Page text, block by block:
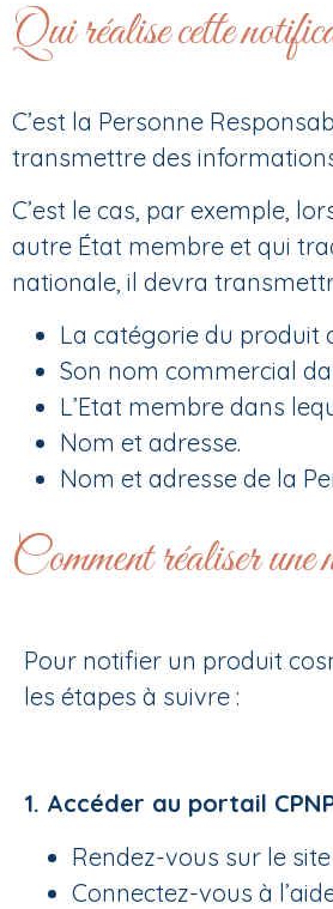
Qui réalise cette
C’est la Personne
transmettre des
C’est le cas, par exemple,
autre État membre et qui
nationale, il devra
La catégorie du produit
Son nom commercial
L’Etat membre dans
Nom et adresse.
Nom et adresse de la
Comment réaliser une
Pour notifier un produit
les étapes à suivre :
1. Accéder au portail
Rendez-vous sur le
Connectez-vous à